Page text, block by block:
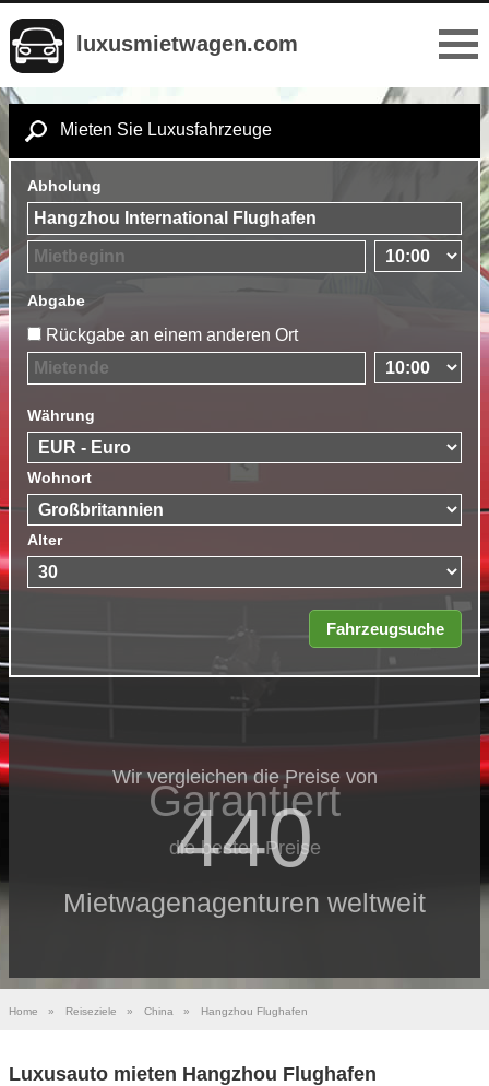
luxusmietwagen.com
Mieten Sie Luxusfahrzeuge
Abholung
Abgabe
Rückgabe an einem anderen Ort
Währung
Wohnort
Alter
Wir vergleichen die Preise von
440
Mietwagenagenturen weltweit
Garantiert
die besten Preise
Home » Reiseziele » China » Hangzhou Flughafen
Luxusauto mieten Hangzhou Flughafen